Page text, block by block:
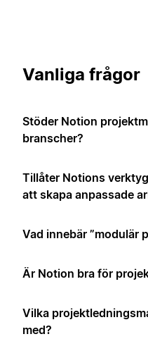
Vanliga frågor
Stöder Notion
branscher?
Tillåter Notions
att skapa anpassade
Vad innebär ”modulär
Är Notion bra för
Vilka
med?